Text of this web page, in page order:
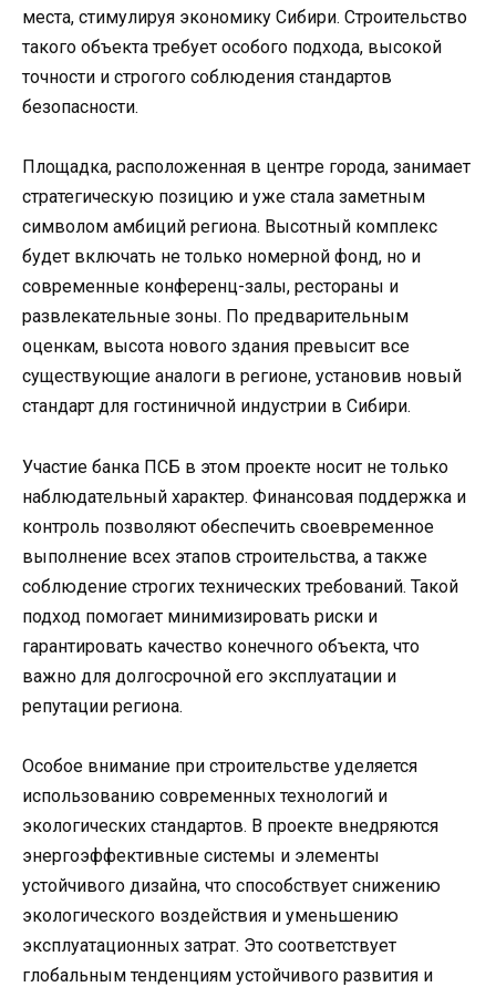
места, стимулируя экономику Сибири. Строительство
такого объекта требует особого подхода, высокой
точности и строгого соблюдения стандартов
безопасности.
Площадка, расположенная в центре города, занимает
стратегическую позицию и уже стала заметным
символом амбиций региона. Высотный комплекс
будет включать не только номерной фонд, но и
современные конференц-залы, рестораны и
развлекательные зоны. По предварительным
оценкам, высота нового здания превысит все
существующие аналоги в регионе, установив новый
стандарт для гостиничной индустрии в Сибири.
Участие банка ПСБ в этом проекте носит не только
наблюдательный характер. Финансовая поддержка и
контроль позволяют обеспечить своевременное
выполнение всех этапов строительства, а также
соблюдение строгих технических требований. Такой
подход помогает минимизировать риски и
гарантировать качество конечного объекта, что
важно для долгосрочной его эксплуатации и
репутации региона.
Особое внимание при строительстве уделяется
использованию современных технологий и
экологических стандартов. В проекте внедряются
энергоэффективные системы и элементы
устойчивого дизайна, что способствует снижению
экологического воздействия и уменьшению
эксплуатационных затрат. Это соответствует
глобальным тенденциям устойчивого развития и